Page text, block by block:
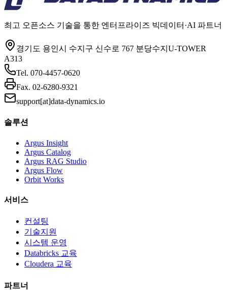
최고 오픈소스 기술을 통한 엔터프라이즈 빅데이터·AI 파트너
경기도 용인시 수지구 신수로 767 분당수지U-TOWER
A313
Tel. 070-4457-0620
Fax. 02-6280-9321
support[at]data-dynamics.io
솔루션
Argus Insight
Argus Catalog
Argus RAG Studio
Argus Flow
Orbit Works
서비스
컨설팅
기술지원
시스템 운영
Databricks 교육
Cloudera 교육
파트너